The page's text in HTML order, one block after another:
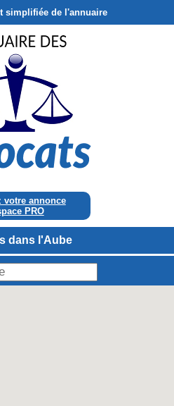
simplifiée de l'annuaire
votre annonce
PRO
dans l'Aube